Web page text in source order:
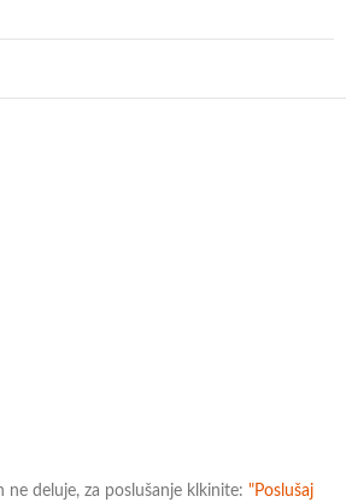
ne deluje, za poslušanje klkinite: "Poslušaj